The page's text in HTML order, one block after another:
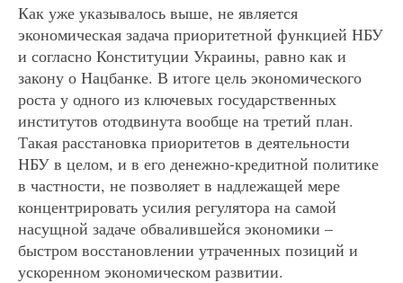
Как уже указывалось выше, не является
экономическая задача приоритетной функцией НБУ
и согласно Конституции Украины, равно как и
закону о Нацбанке. В итоге цель экономического
роста у одного из ключевых государственных
институтов отодвинута вообще на третий план.
Такая расстановка приоритетов в деятельности
НБУ в целом, и в его денежно-кредитной политике
в частности, не позволяет в надлежащей мере
концентрировать усилия регулятора на самой
насущной задаче обвалившейся экономики –
быстром восстановлении утраченных позиций и
ускоренном экономическом развитии.